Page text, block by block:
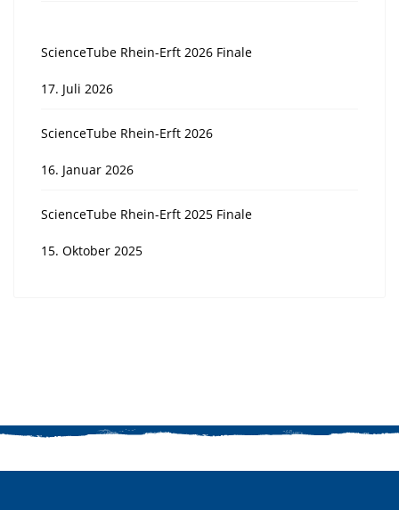
ScienceTube Rhein-Erft 2026 Finale
17. Juli 2026
ScienceTube Rhein-Erft 2026
16. Januar 2026
ScienceTube Rhein-Erft 2025 Finale
15. Oktober 2025